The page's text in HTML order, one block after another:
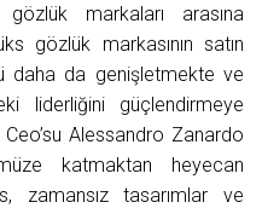
markaları arasına
gözlük markasının satın
daha da genişletmekte ve
liderliğini güçlendirmeye
Alessandro Zanardo
katmaktan heyecan
zamansız tasarımlar ve